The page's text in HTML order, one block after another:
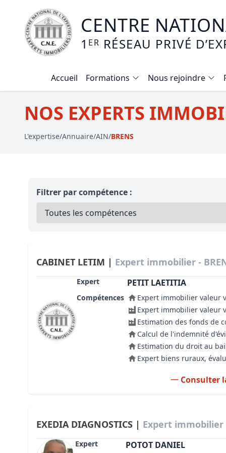
CENTRE
1 ER RÉSEAU PRIVÉ
Accueil
Formations
Formation expertise immobilière /
Expertise local commercial
Mise en copropriété
Expertise terrains agricoles,
Règles d’urbanisme
Pathologies des bâtiments
Lecture et compréhension d’un
Droit de l'environnement et de
Estimer le droit au bail
Nous rejoindre
NOS EXPERTS
L'expertise/Annuaire/AIN/BRENS
Filtrer par compétence :
CABINET LETIM | Expert immobilier -
Expert PETIT LAETITIA
Compétences
Expert immobilier valeur
Expert immobilier valeur
Estimation des fonds de
Calcul de l'indemnité
Estimation du droit au
Expert biens ruraux,
Consulter
EXEDIA DIAGNOSTICS | Expert immobilier
Expert POTOT DANIEL